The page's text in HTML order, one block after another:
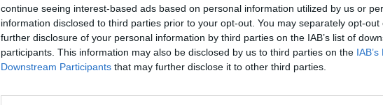
continue seeing interest-based ads based on personal information utilized by us or
information disclosed to third parties prior to your opt-out. You may separately opt-out
further disclosure of your personal information by third parties on the IAB’s list of
participants. This information may also be disclosed by us to third parties on the
Downstream Participants that may further disclose it to other third parties.